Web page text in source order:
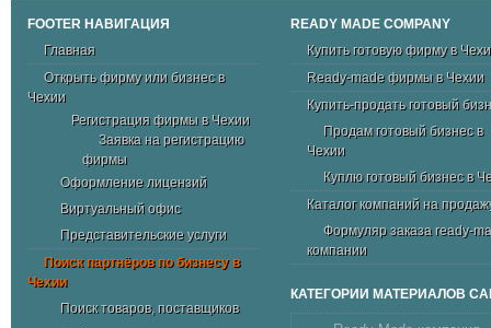
FOOTER НАВИГАЦИЯ
Главная
Открыть фирму или бизнес в
Чехии
Регистрация фирмы в Чехии
Заявка на регистрацию
фирмы
Оформление лицензий
Виртуальный офис
Представительские услуги
Поиск партнёров по бизнесу в
Чехии
Поиск товаров, поставщиков
READY MADE COMPANY
Купить готовую фирму в
Ready-made фирмы в Чехии
Купить-продать готовый
Продам готовый бизнес в
Чехии
Куплю готовый бизнес в
Каталог компаний на
Формуляр заказа ready-
компании
КАТЕГОРИИ МАТЕРИАЛОВ